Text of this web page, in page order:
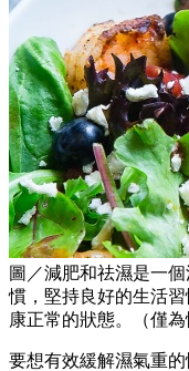
圖／減肥和祛濕是一
慣，堅持良好的生活
康正常的狀態。（僅為
要想有效緩解濕氣重